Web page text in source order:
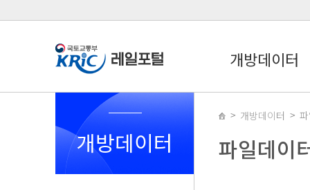
개방데이터
개방데이터
개방데이터
파일데이